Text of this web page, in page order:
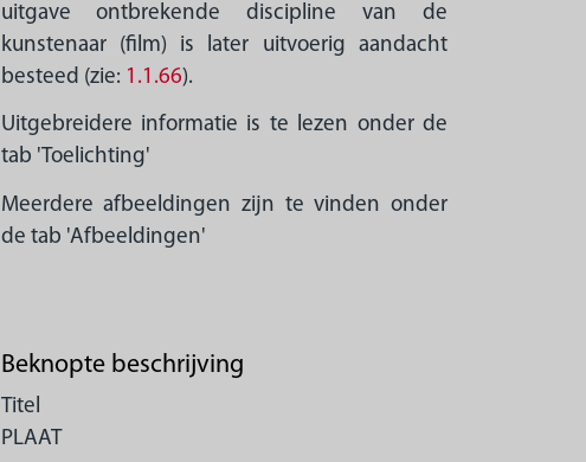
uitgave ontbrekende discipline van de
kunstenaar (film) is later uitvoerig aandacht
besteed (zie: 1.1.66).
Uitgebreidere informatie is te lezen onder de
tab 'Toelichting'
Meerdere afbeeldingen zijn te vinden onder
de tab 'Afbeeldingen'
Beknopte beschrijving
Titel
PLAAT